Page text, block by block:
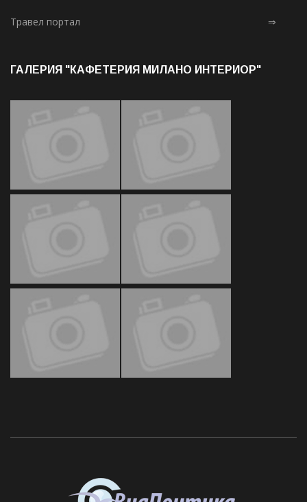
Травел портал ⇒
ГАЛЕРИЯ "КАФЕТЕРИЯ МИЛАНО ИНТЕРИОР"